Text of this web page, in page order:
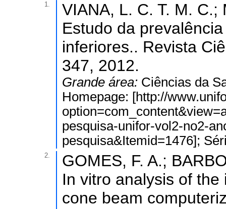
1.
VIANA, L. C. T. M. C.;
Estudo da
inferiores.. Revista
347, 2012.
Grande área: Ciências da
Homepage: [http://
pesquisa-unifor-vol2-no2-
pesquisa&Itemid=1476];
2.
GOMES, F. A.;
In vitro analysis of
cone beam